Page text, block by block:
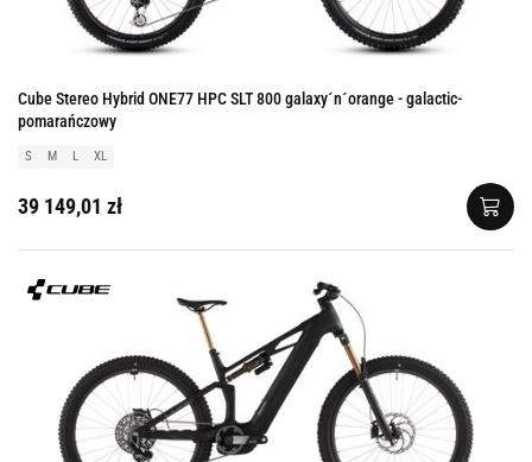
Cube Stereo Hybrid ONE77 HPC SLT 800 galaxy´n´orange - galactic-
pomarańczowy
S M L XL
39 149,01 zł